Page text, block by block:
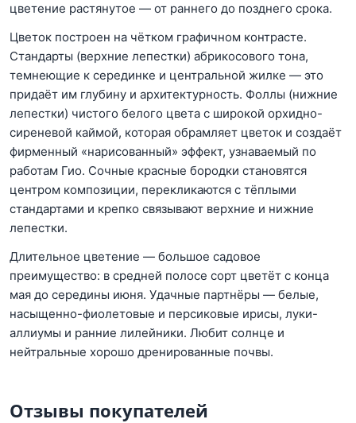
цветение растянутое — от раннего до позднего срока.
Цветок построен на чётком графичном контрасте.
Стандарты (верхние лепестки) абрикосового тона,
темнеющие к серединке и центральной жилке — это
придаёт им глубину и архитектурность. Фоллы (нижние
лепестки) чистого белого цвета с широкой орхидно-
сиреневой каймой, которая обрамляет цветок и создаёт
фирменный «нарисованный» эффект, узнаваемый по
работам Гио. Сочные красные бородки становятся
центром композиции, перекликаются с тёплыми
стандартами и крепко связывают верхние и нижние
лепестки.
Длительное цветение — большое садовое
преимущество: в средней полосе сорт цветёт с конца
мая до середины июня. Удачные партнёры — белые,
насыщенно-фиолетовые и персиковые ирисы, луки-
аллиумы и ранние лилейники. Любит солнце и
нейтральные хорошо дренированные почвы.
Отзывы покупателей